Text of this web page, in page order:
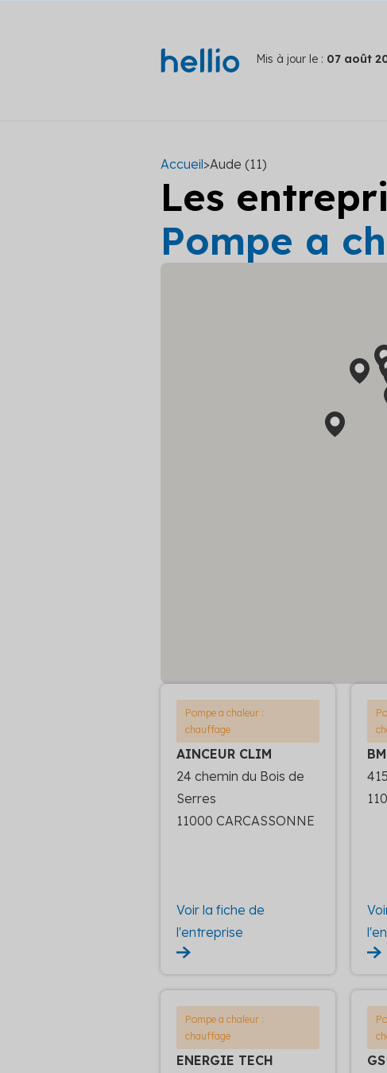
Mis à jour le : 07 août
Accueil>Aude (11)
Les
Pompe a
Pompe a chaleur :
chauffage
AINCEUR CLIM
24 chemin du Bois de
Serres
11000 CARCASSONNE
Voir la fiche de
l'entreprise
Pompe a chaleur :
chauffage
ENERGIE TECH